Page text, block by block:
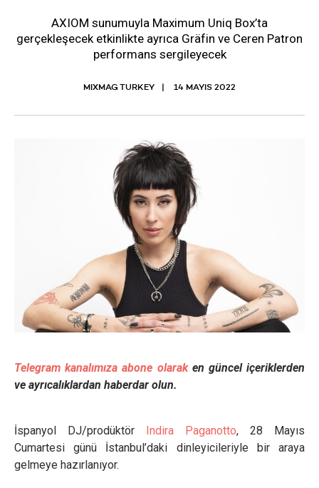
AXIOM sunumuyla Maximum Uniq Box’ta
gerçekleşecek etkinlikte ayrıca Gräfin ve Ceren Patron
performans sergileyecek
MIXMAG TURKEY 14 MAYIS 2022
Telegram kanalımıza abone olaraken güncel içeriklerden
ve ayrıcalıklardan haberdar olun.
İspanyol DJ/prodüktör Indira Paganotto, 28 Mayıs
Cumartesi günü İstanbul’daki dinleyicileriyle bir araya
gelmeye hazırlanıyor.